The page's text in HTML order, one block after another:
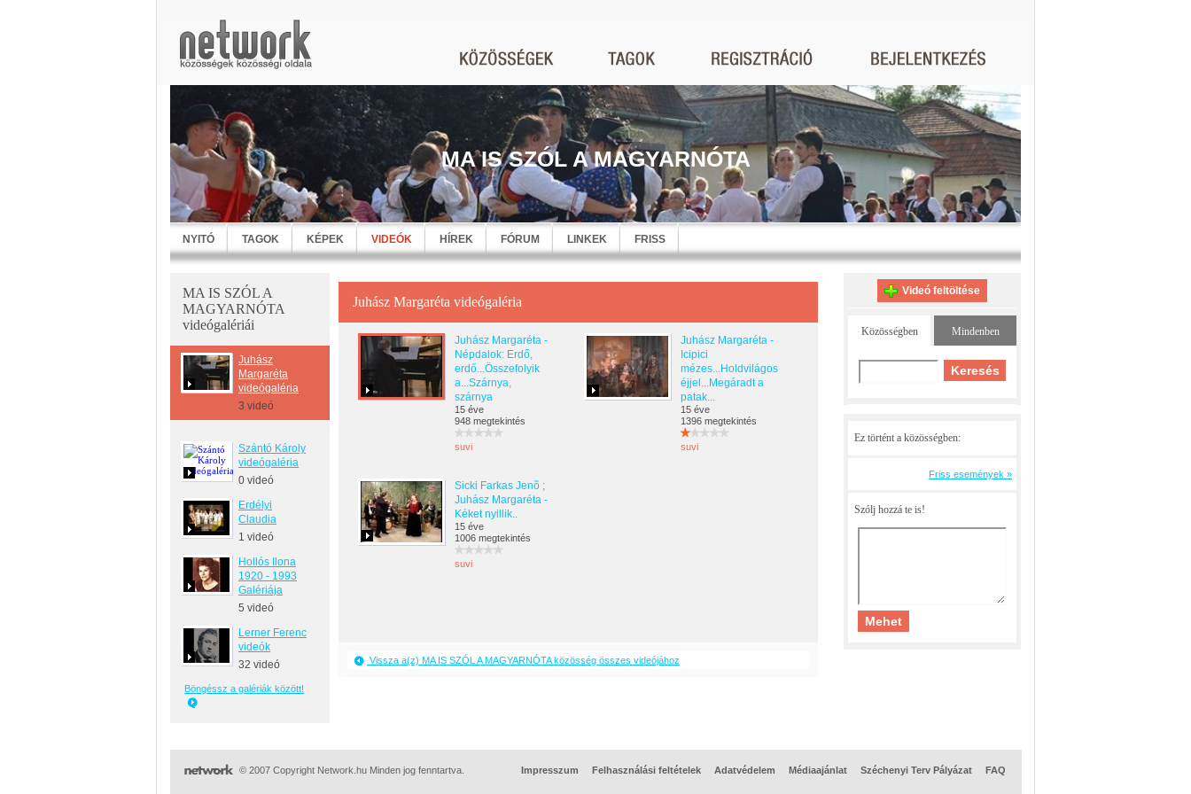
MA IS SZÓL A MAGYARNÓTA
NYITÓ TAGOK KÉPEK VIDEÓK HÍREK FÓRUM LINKEK FRISS
MA IS SZÓL A
MAGYARNÓTA
videógalériái
Juhász
Margaréta
videógaléria
3 videó
Szántó Károly
videógaléria
0 videó
Erdélyi
Claudia
1 videó
Hollós Ilona
1920 - 1993
Galériája
5 videó
Lerner Ferenc
videók
32 videó
Böngéssz a galériák között!
Juhász Margaréta videógaléria
Juhász Margaréta -
Népdalok: Erdő,
erdő...Összefolyik
a...Szárnya,
szárnya
15 éve
948 megtekintés
suvi
Juhász Margaréta -
Icipici
mézes...Holdvilágos
éjjel...Megáradt a
patak...
15 éve
1396 megtekintés
suvi
Sicki Farkas Jenõ ;
Juhász Margaréta -
Kéket nyillik..
15 éve
1006 megtekintés
suvi
Vissza a(z) MA IS SZÓL A MAGYARNÓTA közösség összes videójához
Videó feltöltése
Közösségben Mindenben
Ez történt a közösségben:
Friss események »
Szólj hozzá te is!
© 2007 Copyright Network.hu Minden jog fenntartva. Impresszum Felhasználási feltételek Adatvédelem Médiaajánlat Széchenyi Terv Pályázat FAQ